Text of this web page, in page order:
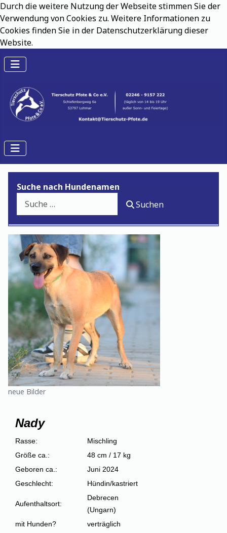
Durch die weitere Nutzung der Webseite stimmen Sie der
Verwendung von Cookies zu. Weitere Informationen zu
Cookies finden Sie in der Datenschutzerklärung dieser
Website.
Suche nach Hundenamen
Suchen
neue Bilder
Nady
Rasse:
Mischling
Größe ca.:
48 cm / 17 kg
Geboren ca.:
Juni 2024
Geschlecht:
Hündin/kastriert
Aufenthaltsort:
Debrecen
(Ungarn)
mit Hunden?
verträglich